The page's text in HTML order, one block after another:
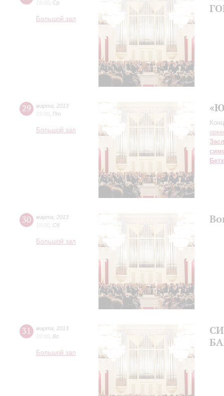
19:00 Ср
Большой зал
29 марта
2013
19:00 Пт
Большой зал
30 марта
2013
19:00 Сб
Большой зал
31 марта
2013
19:00 Вс
Большой зал